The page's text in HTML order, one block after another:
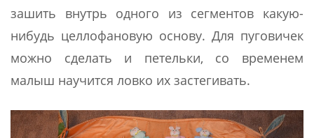
зашить внутрь одного из сегментов какую-
нибудь целлофановую основу. Для пуговичек
можно сделать и петельки, со временем
малыш научится ловко их застегивать.